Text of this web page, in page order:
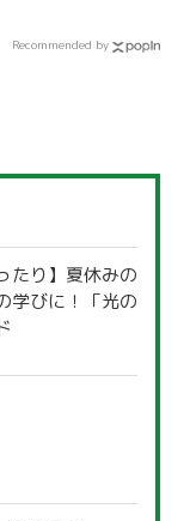
Recommended by
たり】夏休みの
学びに！「光の